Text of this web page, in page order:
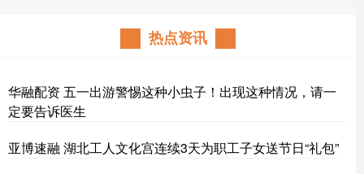
热点资讯
华融配资 五一出游警惕这种小虫子！出现这种情况，请一
定要告诉医生
亚博速融 湖北工人文化宫连续3天为职工子女送节日“礼包”